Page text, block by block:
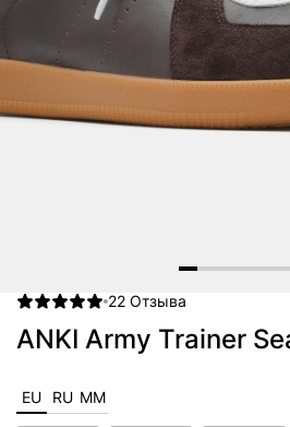
Item
22 Отзыва
ANKI Army Trainer
EU RU MM